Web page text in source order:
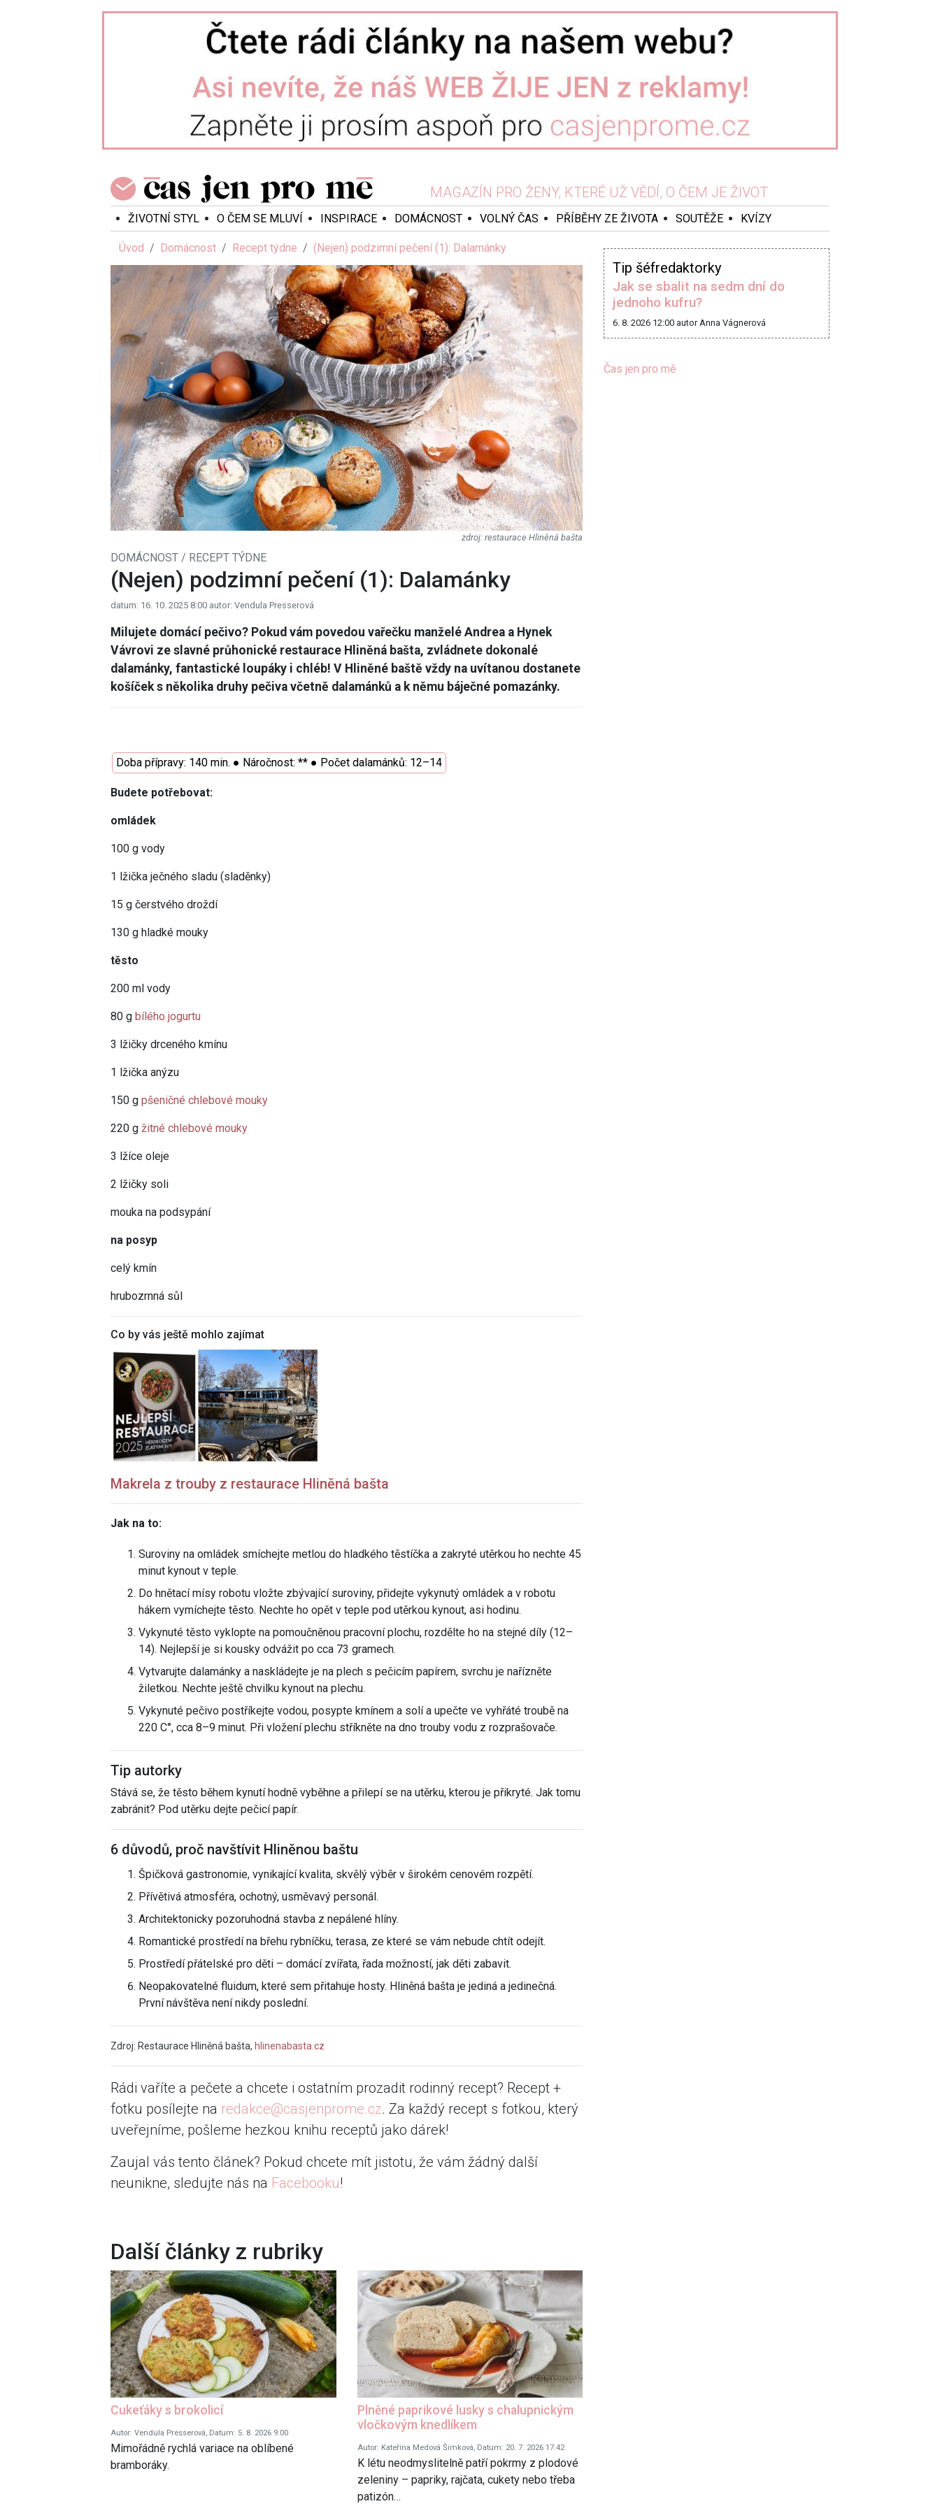
MAGAZÍN PRO ŽENY, KTERÉ UŽ VĚDÍ, O ČEM JE ŽIVOT
ŽIVOTNÍ STYL O ČEM SE MLUVÍ INSPIRACE DOMÁCNOST VOLNÝ ČAS PŘÍBĚHY ZE ŽIVOTA SOUTĚŽE KVÍZY
Úvod Domácnost Recept týdne (Nejen) podzimní pečení (1): Dalamánky
restaurace Hliněná bašta
DOMÁCNOST / RECEPT TÝDNE
(Nejen) podzimní pečení (1): Dalamánky
datum: 16. 10. 2025 8:00 autor: Vendula Presserová
Milujete domácí pečivo? Pokud vám povedou vařečku manželé Andrea a Hynek
Vávrovi ze slavné průhonické restaurace Hliněná bašta, zvládnete dokonalé
dalamánky, fantastické loupáky i chléb! V Hliněné baště vždy na uvítanou dostanete
košíček s několika druhy pečiva včetně dalamánků a k němu báječné pomazánky.
Doba přípravy: 140 min. ● Náročnost: ** ● Počet dalamánků: 12–14
Budete potřebovat:
omládek
100 g vody
1 lžička ječného sladu (sladěnky)
15 g čerstvého droždí
130 g hladké mouky
těsto
200 ml vody
80 g bílého jogurtu
3 lžičky drceného kmínu
1 lžička anýzu
150 g pšeničné chlebové mouky
220 g žitné chlebové mouky
3 lžíce oleje
2 lžičky soli
mouka na podsypání
na posyp
celý kmín
hrubozrnná sůl
Co by vás ještě mohlo zajímat
Makrela z trouby z restaurace Hliněná bašta
Jak na to:
Suroviny na omládek smíchejte metlou do hladkého těstíčka a zakryté utěrkou ho nechte 45
minut kynout v teple.
Do hnětací mísy robotu vložte zbývající suroviny, přidejte vykynutý omládek a v robotu
hákem vymíchejte těsto. Nechte ho opět v teple pod utěrkou kynout, asi hodinu.
Vykynuté těsto vyklopte na pomoučněnou pracovní plochu, rozdělte ho na stejné díly (12–
14). Nejlepší je si kousky odvážit po cca 73 gramech.
Vytvarujte dalamánky a naskládejte je na plech s pečicím papírem, svrchu je nařízněte
žiletkou. Nechte ještě chvilku kynout na plechu.
Vykynuté pečivo postříkejte vodou, posypte kmínem a solí a upečte ve vyhřáté troubě na
220 C°, cca 8–9 minut. Při vložení plechu stříkněte na dno trouby vodu z rozprašovače.
Tip autorky
Stává se, že těsto během kynutí hodně vyběhne a přilepí se na utěrku, kterou je přikryté. Jak tomu
zabránit? Pod utěrku dejte pečicí papír.
6 důvodů, proč navštívit Hliněnou baštu
Špičková gastronomie, vynikající kvalita, skvělý výběr v širokém cenovém rozpětí.
Přívětivá atmosféra, ochotný, usměvavý personál.
Architektonicky pozoruhodná stavba z nepálené hlíny.
Romantické prostředí na břehu rybníčku, terasa, ze které se vám nebude chtít odejít.
Prostředí přátelské pro děti – domácí zvířata, řada možností, jak děti zabavit.
Neopakovatelné fluidum, které sem přitahuje hosty. Hliněná bašta je jediná a jedinečná.
První návštěva není nikdy poslední.
Zdroj: Restaurace Hliněná bašta, hlinenabasta.cz
Rádi vaříte a pečete a chcete i ostatním prozadit rodinný recept? Recept +
fotku posílejte na redakce@casjenprome.cz. Za každý recept s fotkou, který
uveřejníme, pošleme hezkou knihu receptů jako dárek!
Zaujal vás tento článek? Pokud chcete mít jistotu, že vám žádný další
neunikne, sledujte nás na Facebooku!
Další články z rubriky
Cukeťáky s brokolicí
Autor: Vendula Presserová, Datum: 5. 8. 2026 9:00
Mimořádně rychlá variace na oblíbené
bramboráky.
Plněné paprikové lusky s chalupnickým
vločkovým knedlíkem
Autor: Kateřina Medová Šimková, Datum: 20. 7. 2026 17:42
K létu neodmyslitelně patří pokrmy z plodové
zeleniny – papriky, rajčata, cukety nebo třeba
patizón…
Tip šéfredaktorky
Jak se sbalit na sedm dní do
jednoho kufru?
6. 8. 2026 12:00 autor Anna Vágnerová
Čas jen pro mě